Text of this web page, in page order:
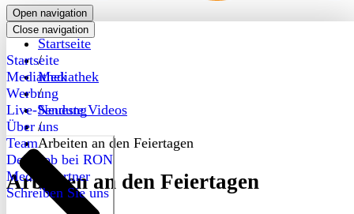
Open navigation
Close navigation
Startseite
Mediathek
Werbung
Live-Sendung
Über uns
Team
Dein Job bei RON
Medienpartner
Schreiben Sie uns
Startseite
/
Mediathek
/
Neueste Videos
/
Arbeiten an den Feiertagen
Arbeiten an den Feiertagen